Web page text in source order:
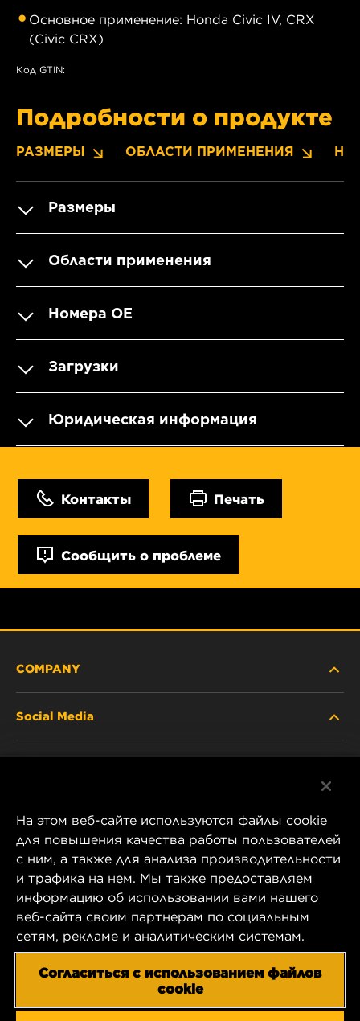
Основное применение: Honda Civic IV, CRX
(Civic CRX)
Код GTIN:
Подробности о продукте
РАЗМЕРЫ ОБЛАСТИ ПРИМЕНЕНИЯ
Размеры
Области применения
Номера OE
Загрузки
Юридическая информация
Контакты Печать
Сообщить о проблеме
COMPANY
CAREER
COMPANY STORE
DATA PRIVACY
IMPRINT
Social Media
Instagram
YouTube
1 Wix Way
P.O. Box 1967
Gastonia, NC 28054
US Product & Customer Service:
На этом веб-сайте используются файлы cookie
для повышения качества работы пользователей
с ним, а также для анализа производительности
и трафика на нем. Мы также предоставляем
информацию об использовании вами нашего
веб-сайта своим партнерам по социальным
сетям, рекламе и аналитическим системам.
Согласиться с использованием файлов
cookie